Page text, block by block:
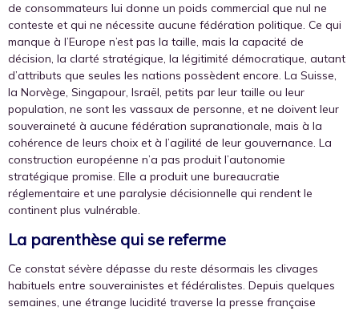
de consommateurs lui donne un poids commercial que nul ne
conteste et qui ne nécessite aucune fédération politique. Ce qui
manque à l’Europe n’est pas la taille, mais la capacité de
décision, la clarté stratégique, la légitimité démocratique, autant
d’attributs que seules les nations possèdent encore. La Suisse,
la Norvège, Singapour, Israël, petits par leur taille ou leur
population, ne sont les vassaux de personne, et ne doivent leur
souveraineté à aucune fédération supranationale, mais à la
cohérence de leurs choix et à l’agilité de leur gouvernance. La
construction européenne n’a pas produit l’autonomie
stratégique promise. Elle a produit une bureaucratie
réglementaire et une paralysie décisionnelle qui rendent le
continent plus vulnérable.
La parenthèse qui se referme
Ce constat sévère dépasse du reste désormais les clivages
habituels entre souverainistes et fédéralistes. Depuis quelques
semaines, une étrange lucidité traverse la presse française